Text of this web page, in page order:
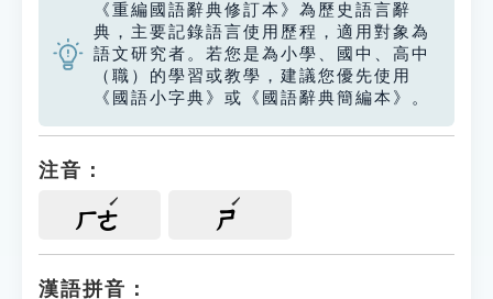
《重編國語辭典修訂本》為歷史語言辭
典，主要記錄語言使用歷程，適用對象為
語文研究者。若您是為小學、國中、高中
（職）的學習或教學，建議您優先使用
《國語小字典》或《國語辭典簡編本》。
注音：
ㄏㄜ ㄕ
漢語拼音：